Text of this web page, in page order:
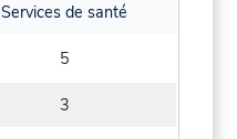
Services de santé
5
3